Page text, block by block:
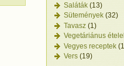
Saláták (13)
Sütemények (32)
Tavasz (1)
Vegetáriánus
Vegyes receptek
Vers (19)